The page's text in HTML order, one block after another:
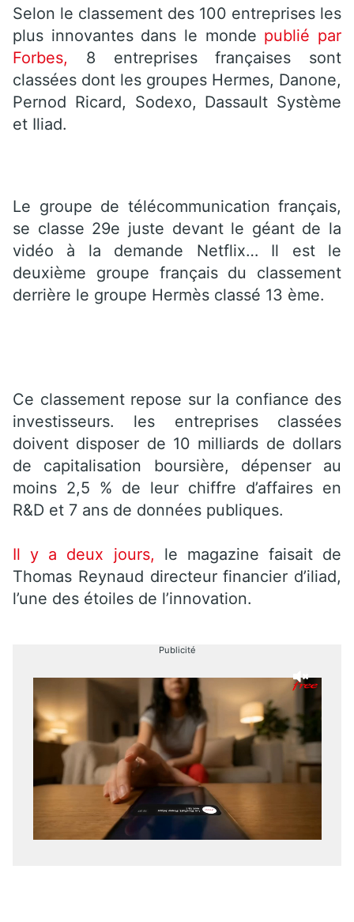
Selon le classement des 100 entreprises les
plus innovantes dans le monde publié par
Forbes, 8 entreprises françaises sont
classées dont les groupes Hermes, Danone,
Pernod Ricard, Sodexo, Dassault Système
et Iliad.
Le groupe de télécommunication français,
se classe 29e juste devant le géant de la
vidéo à la demande Netflix… Il est le
deuxième groupe français du classement
derrière le groupe Hermès classé 13 ème.
Ce classement repose sur la confiance des
investisseurs. les entreprises classées
doivent disposer de 10 milliards de dollars
de capitalisation boursière, dépenser au
moins 2,5 % de leur chiffre d’affaires en
R&D et 7 ans de données publiques.
Il y a deux jours, le magazine faisait de
Thomas Reynaud directeur financier d’iliad,
l’une des étoiles de l’innovation.
Publicité